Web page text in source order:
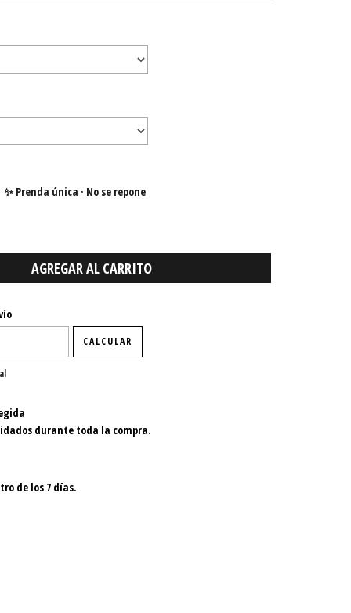
✨ Prenda única · No se repone
CALCULAR
durante toda la compra.
de los 7 días.